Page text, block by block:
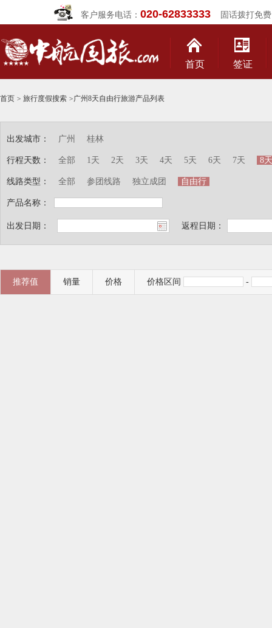
客户服务电话： 020-62833333固话拨打免费
首页 签证
首页 > 旅行度假搜索 >广州8天自由行旅游产品列表
出发城市：
行程天数：
线路类型：
产品名称：
广州 桂林
全部 1天 2天 3天 4天 5天 6天 7天 8天
全部 参团线路 独立成团 自由行
出发日期： 返程日期：
推荐值 销量 价格 价格区间 -